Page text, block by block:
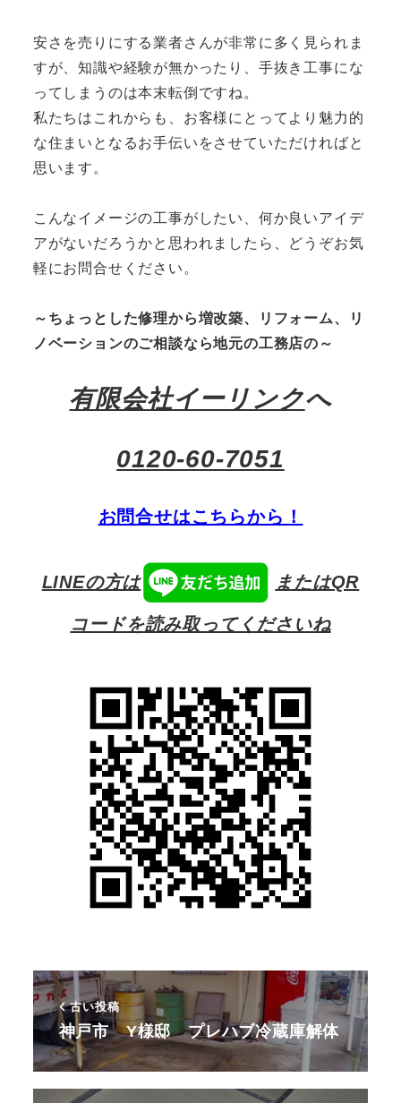
安さを売りにする業者さんが非常に多く見られま
すが、知識や経験が無かったり、手抜き工事にな
ってしまうのは本末転倒ですね。
私たちはこれからも、お客様にとってより魅力的
な住まいとなるお手伝いをさせていただければと
思います。
こんなイメージの工事がしたい、何か良いアイデ
アがないだろうかと思われましたら、どうぞお気
軽にお問合せください。
～ちょっとした修理から増改築、リフォーム、リ
ノベーションのご相談なら地元の工務店の～
有限会社イーリンクへ
0120-60-7051
お問合せはこちらから！
LINEの方は またはQR
コードを読み取ってくださいね
古い投稿
神戸市 Y様邸 プレハブ冷蔵庫解体